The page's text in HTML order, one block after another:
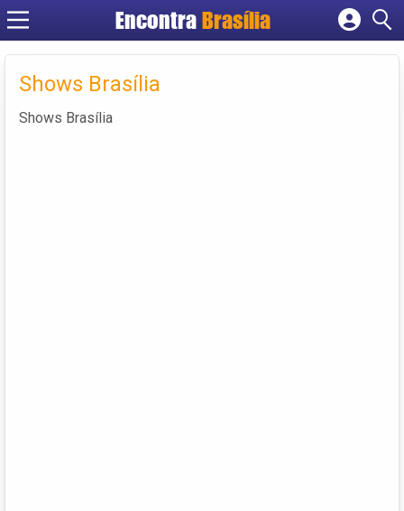
EncontraBrasília
Cadastrar empresa
Shows Brasília
Shows Brasília